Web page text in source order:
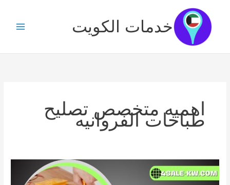
المحتوى
خدمات الكويت
اهميه متخصص تصليح
طباخات الفروانيه
متخصص
تصليح